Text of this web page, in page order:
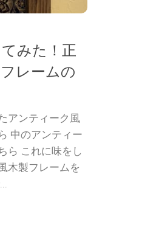
みた！正
レームの
アンティーク風
中のアンティー
ら これに味をし
木製フレームを